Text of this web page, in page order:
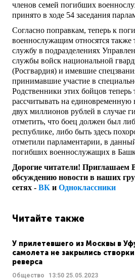
членов семей погибших
принято в ходе 54 заседания
Согласно поправкам, теперь к
военнослужащим относятся также
службу в подразделениях
службы войск национальной
(Росгвардия) и имевшие
принимавшие участие в
Родственники этих бойцов теперь
рассчитывать на единовременную
двух миллионов рублей в случае
отметить, что боец должен был
республике, либо быть здесь
отметили парламентарии, в
погибших военнослужащих в
Дорогие читатели! Приглашаем
обсуждению новости в наших
сетях - ВК и Одноклассники
Читайте также
У прилетевшего из Москвы в
самолета не закрылись створки
реверса
Общество 13:50 25.05.2023